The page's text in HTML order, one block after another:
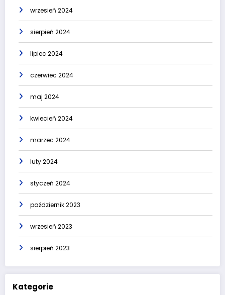
wrzesień 2024
sierpień 2024
lipiec 2024
czerwiec 2024
maj 2024
kwiecień 2024
marzec 2024
luty 2024
styczeń 2024
październik 2023
wrzesień 2023
sierpień 2023
Kategorie